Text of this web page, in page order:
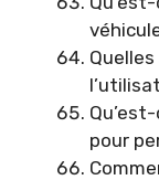
pour